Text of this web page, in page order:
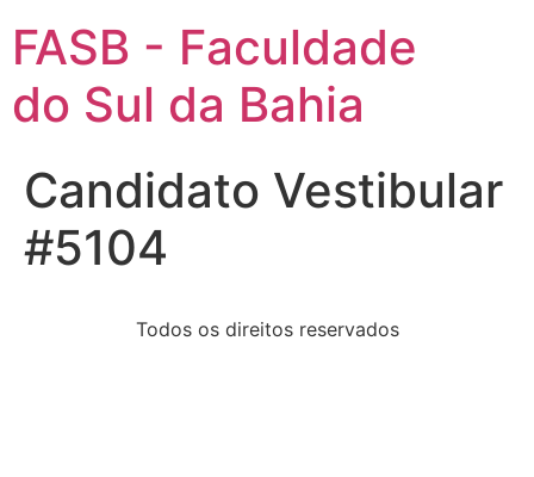
FASB - Faculdade
do Sul da Bahia
Candidato Vestibular
#5104
Todos os direitos reservados